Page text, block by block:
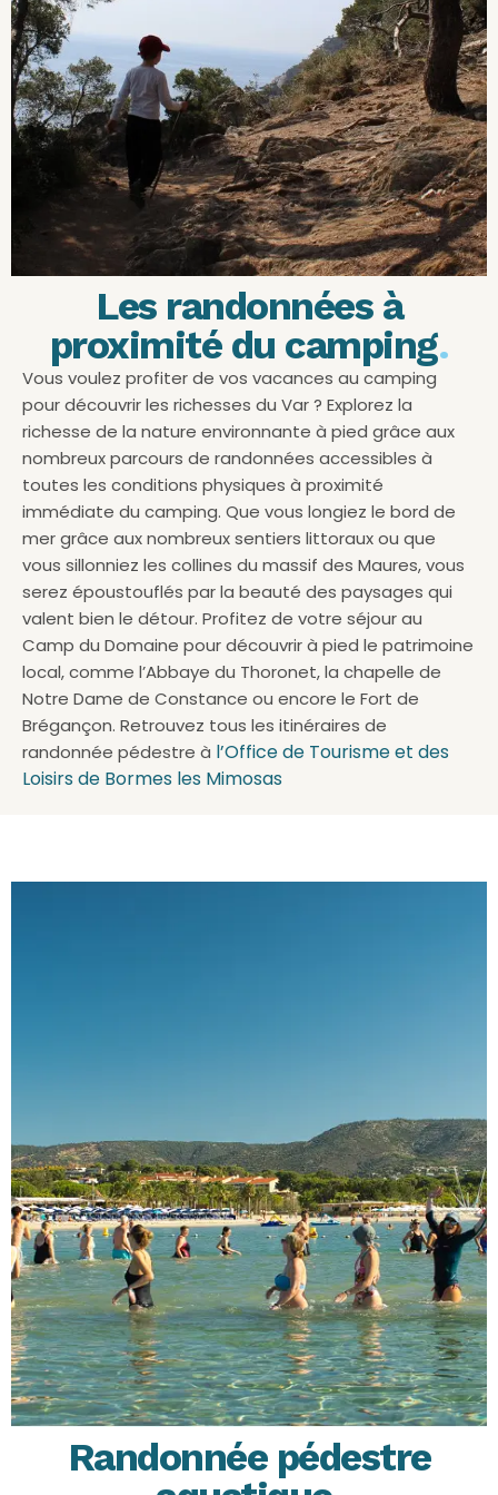
Les randonnées à
proximité du camping.
Vous voulez profiter de vos vacances au camping
pour découvrir les richesses du Var ? Explorez la
richesse de la nature environnante à pied grâce aux
nombreux parcours de randonnées accessibles à
toutes les conditions physiques à proximité
immédiate du camping. Que vous longiez le bord de
mer grâce aux nombreux sentiers littoraux ou que
vous sillonniez les collines du massif des Maures, vous
serez époustouflés par la beauté des paysages qui
valent bien le détour. Profitez de votre séjour au
Camp du Domaine pour découvrir à pied le patrimoine
local, comme l’Abbaye du Thoronet, la chapelle de
Notre Dame de Constance ou encore le Fort de
Brégançon. Retrouvez tous les itinéraires de
randonnée pédestre à l’Office de Tourisme et des
Loisirs de Bormes les Mimosas
Randonnée pédestre